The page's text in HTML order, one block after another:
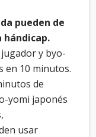
pueden de
y byo-
en 10 minutos.
de
yomi japonés
usar